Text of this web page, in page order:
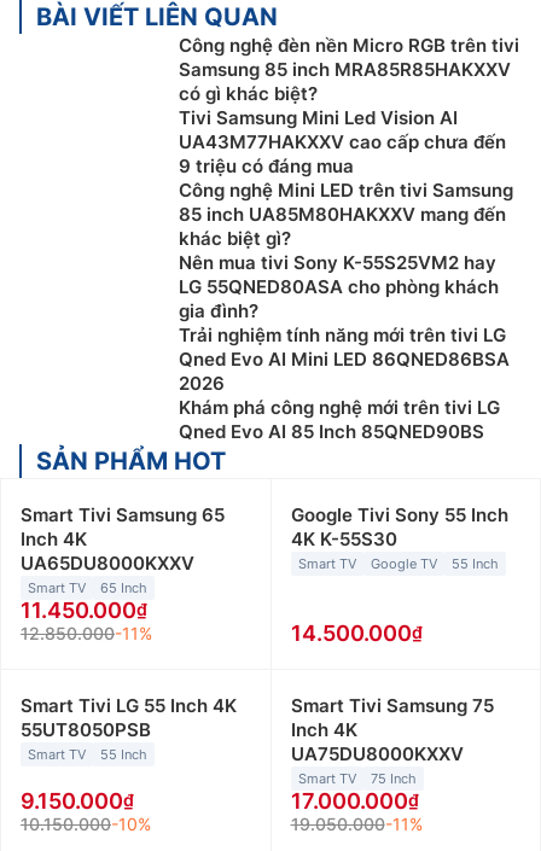
BÀI VIẾT LIÊN QUAN
Công nghệ đèn nền Micro RGB trên tivi
Samsung 85 inch MRA85R85HAKXXV
có gì khác biệt?
Tivi Samsung Mini Led Vision AI
UA43M77HAKXXV cao cấp chưa đến
9 triệu có đáng mua
Công nghệ Mini LED trên tivi Samsung
85 inch UA85M80HAKXXV mang đến
khác biệt gì?
Nên mua tivi Sony K-55S25VM2 hay
LG 55QNED80ASA cho phòng khách
gia đình?
Trải nghiệm tính năng mới trên tivi LG
Qned Evo AI Mini LED 86QNED86BSA
2026
Khám phá công nghệ mới trên tivi LG
Qned Evo AI 85 Inch 85QNED90BS
SẢN PHẨM HOT
Smart Tivi Samsung 65
Inch 4K
UA65DU8000KXXV
Smart TV 65 Inch
11.450.000
12.850.000-11%
Google Tivi Sony 55 Inch
4K K-55S30
Smart TV Google TV 55 Inch
14.500.000
Smart Tivi LG 55 Inch 4K
55UT8050PSB
Smart TV 55 Inch
9.150.000
10.150.000-10%
Smart Tivi Samsung 75
Inch 4K
UA75DU8000KXXV
Smart TV 75 Inch
17.000.000
19.050.000-11%